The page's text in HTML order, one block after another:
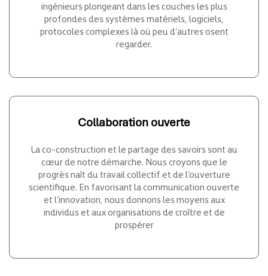
ingénieurs plongeant dans les couches les plus
profondes des systèmes matériels, logiciels,
protocoles complexes là où peu d’autres osent
regarder.
Collaboration ouverte
La co-construction et le partage des savoirs sont au
cœur de notre démarche. Nous croyons que le
progrès naît du travail collectif et de l’ouverture
scientifique. En favorisant la communication ouverte
et l’innovation, nous donnons les moyens aux
individus et aux organisations de croître et de
prospérer